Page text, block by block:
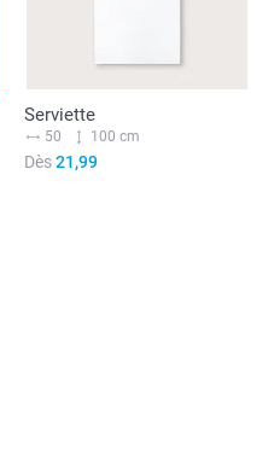
Serviette
50 100 cm
Dès21,99